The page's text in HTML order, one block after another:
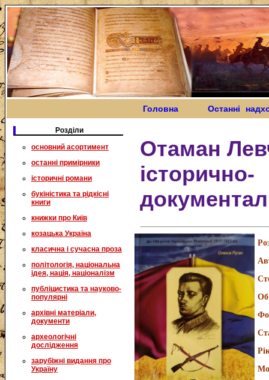
Головна Останні
Розділи
основний асортимент
останні примірники
історичні романи
букіністика та рідкісні
книги
книжки про Київ
козацька Україна
класична і сучасна проза
політологія, національна
ідея, нація, націоналізм
публіцистика та науково-
популярні
архівні матеріали,
документи
археологічні
дослідження
зарубіжні видання про
Україну
Отаман
історично-